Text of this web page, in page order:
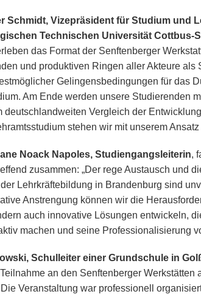
Schmidt, Vizepräsident für Studium und
Technischen Universität Cottbus-
das Format der Senftenberger
und produktiven Ringen aller Akteure als
Gelingensbedingungen für das
Am Ende werden unsere Studierenden
deutschlandweiten Vergleich der
stehen wir mit unserem Ansatz
Noack Napoles, Studiengangsleiterin,
zusammen: „Der rege Austausch und
Lehrkräftebildung in Brandenburg sind
Anstrengung können wir die
auch innovative Lösungen entwickeln,
machen und seine Professionalisierung
Schulleiter einer Grundschule in
an den Senftenberger Werkstätten
Veranstaltung war professionell